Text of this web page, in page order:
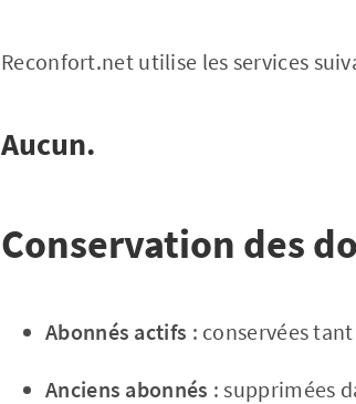
Reconfort.net utilise les services
Aucun.
Conservation des
Abonnés actifs : conservées
Anciens abonnés : supprimées